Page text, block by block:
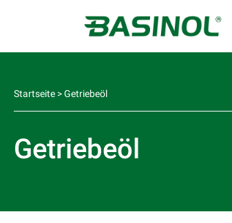
Startseite >Getriebeöl
Getriebeöl